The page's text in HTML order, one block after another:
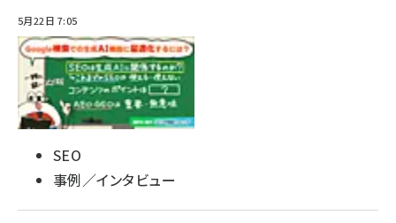
5月22日 7:05
SEO
事例／インタビュー